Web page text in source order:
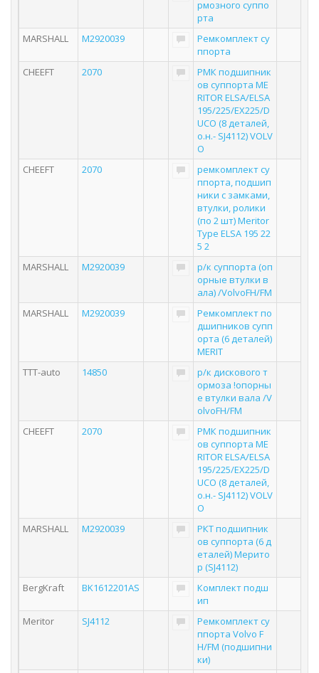
рмозного суппо
рта
MARSHALL
M2920039
Ремкомплект су
ппорта
CHEEFT
2070
РМК подшипник
ов суппорта ME
RITOR ELSA/ELSA
195/225/EX225/D
UCO (8 деталей,
о.н.- SJ4112) VOLV
O
CHEEFT
2070
ремкомплект су
ппорта, подшип
ники с замками,
втулки, ролики
(по 2 шт) Meritor
Type ELSA 195 22
5 2
MARSHALL
M2920039
р/к суппорта (оп
орные втулки в
ала) /VolvoFH/FM
MARSHALL
M2920039
Ремкомплект по
дшипников супп
орта (6 деталей)
MERIT
TTT-auto
14850
р/к диcкового т
ормоза !опорны
е втулки вала /V
olvoFH/FM
CHEEFT
2070
РМК подшипник
ов суппорта ME
RITOR ELSA/ELSA
195/225/EX225/D
UCO (8 деталей,
о.н.- SJ4112) VOLV
O
MARSHALL
M2920039
РКТ подшипник
ов суппорта (6 д
еталей) Мерито
р (SJ4112)
BergKraft
BK1612201AS
Комплект подш
ип
Meritor
SJ4112
Ремкомплект су
ппорта Volvo F
H/FM (подшипни
ки)